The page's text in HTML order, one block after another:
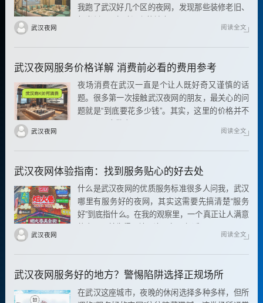
我跑了武汉好几个区的夜网，发现那些装修老旧、
武汉夜网 阅读全文
武汉夜网服务价格详解 消费前必看的费用参考
夜场消费在武汉一直是个让人既好奇又谨慎的话
题。很多第一次接触武汉夜网的朋友，最关心的问
题就是“到底要花多少钱”。其实，这里的价格并不
武汉夜网 阅读全文
武汉夜网体验指南：找到服务贴心的好去处
什么是武汉夜网的优质服务标准很多人问我，武汉
哪里有服务好的夜网，其实这需要先搞清楚“服务
好”到底指什么。在我的观察里，一个真正让人满意
武汉夜网 阅读全文
武汉夜网服务好的地方？警惕陷阱选择正规场所
在武汉这座城市，夜晚的休闲选择多种多样，但所